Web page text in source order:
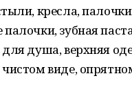
кресла,
зубная
душа, верхняя
виде,